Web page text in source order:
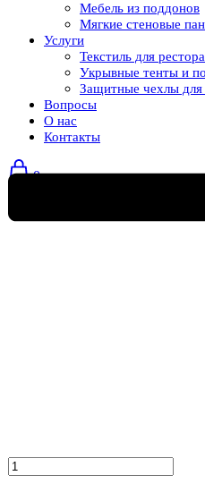
Мебель из поддонов
Мягкие стеновые
Услуги
Текстиль для
Укрывные тенты и
Защитные чехлы для
Вопросы
О нас
Контакты
0
Количество
товара